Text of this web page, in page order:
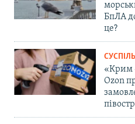
БпЛА
це?
«Крим
Ozon